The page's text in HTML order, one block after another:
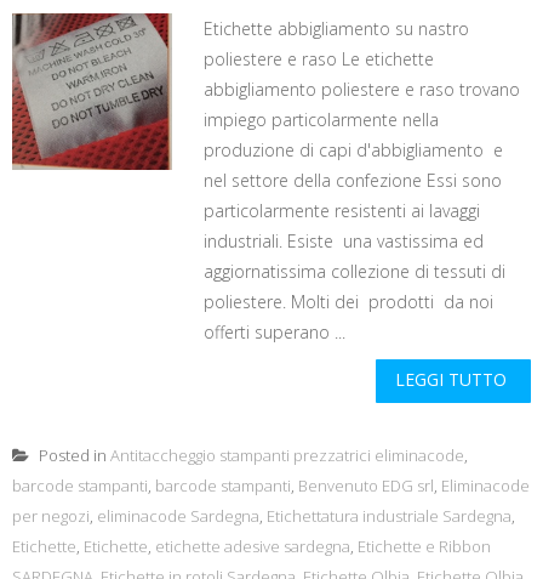
Etichette abbigliamento su nastro
poliestere e raso Le etichette
abbigliamento poliestere e raso trovano
impiego particolarmente nella
produzione di capi d'abbigliamento e
nel settore della confezione Essi sono
particolarmente resistenti ai lavaggi
industriali. Esiste una vastissima ed
aggiornatissima collezione di tessuti di
poliestere. Molti dei prodotti da noi
offerti superano ...
LEGGI TUTTO
Posted in Antitaccheggio stampanti prezzatrici eliminacode,
barcode stampanti, barcode stampanti, Benvenuto EDG srl, Eliminacode
per negozi, eliminacode Sardegna, Etichettatura industriale Sardegna,
Etichette, Etichette, etichette adesive sardegna, Etichette e Ribbon